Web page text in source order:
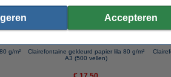
g/m²
Clairefontaine gekleurd papier lila 80 g/m²
A3 (500 vellen)
Accepteren